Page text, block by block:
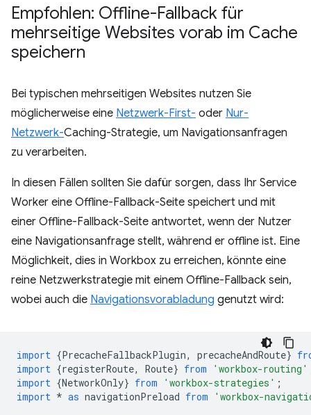
Empfohlen: Offline-Fallback für
mehrseitige Websites vorab im Cache
speichern
Bei typischen mehrseitigen Websites nutzen Sie
möglicherweise eine Netzwerk-First- oder Nur-
Netzwerk-Caching-Strategie, um Navigationsanfragen
zu verarbeiten.
In diesen Fällen sollten Sie dafür sorgen, dass Ihr Service
Worker eine Offline-Fallback-Seite speichert und mit
einer Offline-Fallback-Seite antwortet, wenn der Nutzer
eine Navigationsanfrage stellt, während er offline ist. Eine
Möglichkeit, dies in Workbox zu erreichen, könnte eine
reine Netzwerkstrategie mit einem Offline-Fallback sein,
wobei auch die Navigationsvorabladung genutzt wird:
import {PrecacheFallbackPlugin, precacheAndRoute}
import {registerRoute, Route} from 'workbox-routing'
import {NetworkOnly} from 'workbox-strategies' ;
import * as navigationPreload from 'workbox-